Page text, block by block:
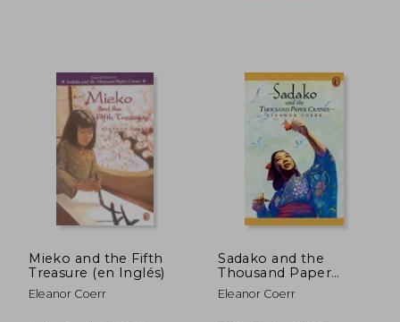
Mieko and the Fifth
Treasure (en Inglés)
Eleanor Coerr
Sadako and the
Thousand Paper
Cranes (en Inglés)
Eleanor Coerr